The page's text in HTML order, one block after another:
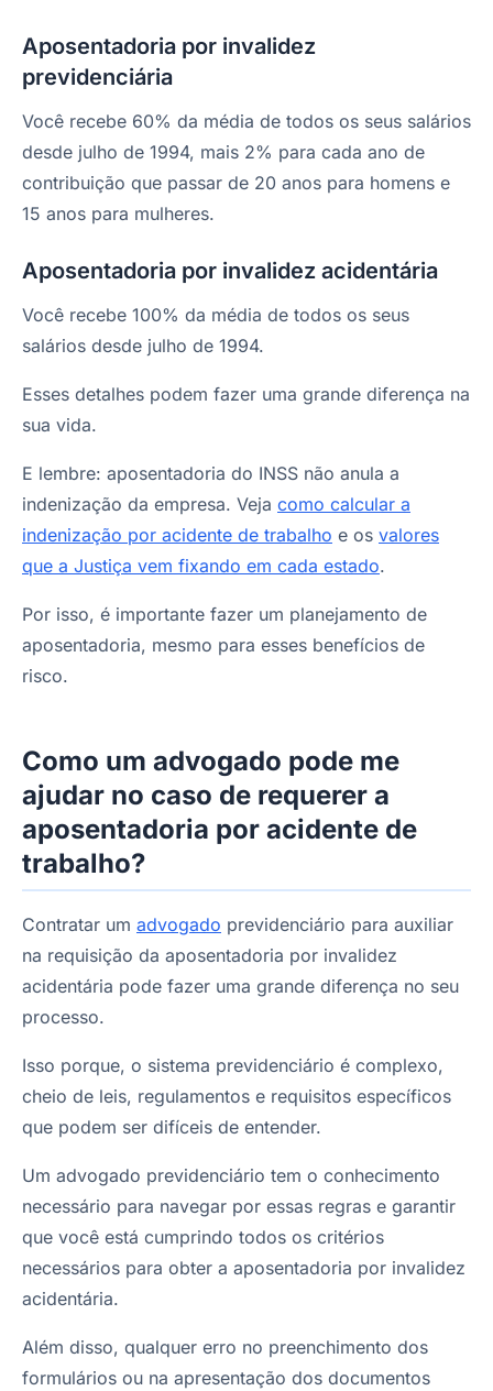
Aposentadoria por invalidez
previdenciária
Você recebe 60% da média de todos os seus salários
desde julho de 1994, mais 2% para cada ano de
contribuição que passar de 20 anos para homens e
15 anos para mulheres.
Aposentadoria por invalidez acidentária
Você recebe 100% da média de todos os seus
salários desde julho de 1994.
Esses detalhes podem fazer uma grande diferença na
sua vida.
E lembre: aposentadoria do INSS não anula a
indenização da empresa. Veja como calcular a
indenização por acidente de trabalho e os valores
que a Justiça vem fixando em cada estado.
Por isso, é importante fazer um planejamento de
aposentadoria, mesmo para esses benefícios de
risco.
Como um advogado pode me
ajudar no caso de requerer a
aposentadoria por acidente de
trabalho?
Contratar um advogado previdenciário para auxiliar
na requisição da aposentadoria por invalidez
acidentária pode fazer uma grande diferença no seu
processo.
Isso porque, o sistema previdenciário é complexo,
cheio de leis, regulamentos e requisitos específicos
que podem ser difíceis de entender.
Um advogado previdenciário tem o conhecimento
necessário para navegar por essas regras e garantir
que você está cumprindo todos os critérios
necessários para obter a aposentadoria por invalidez
acidentária.
Além disso, qualquer erro no preenchimento dos
formulários ou na apresentação dos documentos